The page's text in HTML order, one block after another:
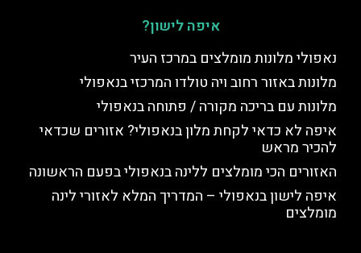
איפה לישון?
נאפולי מלונות מומלצים במרכז העיר
מלונות באזור רחוב ויה טולדו המרכזי בנאפולי
מלונות עם בריכה מקורה / פתוחה בנאפולי
איפה לא כדאי לקחת מלון בנאפולי? אזורים שכדאי
להכיר מראש
האזורים הכי מומלצים ללינה בנאפולי בפעם הראשונה
איפה לישון בנאפולי – המדריך המלא לאזורי לינה
מומלצים